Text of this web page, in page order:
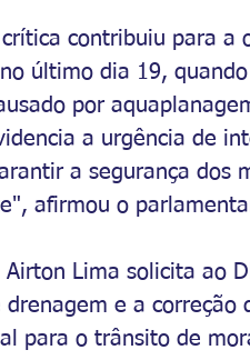
contribuiu para a
último dia 19,
por
a urgência de
a segurança dos
afirmou o
Airton Lima solicita ao
drenagem e a
para o trânsito de